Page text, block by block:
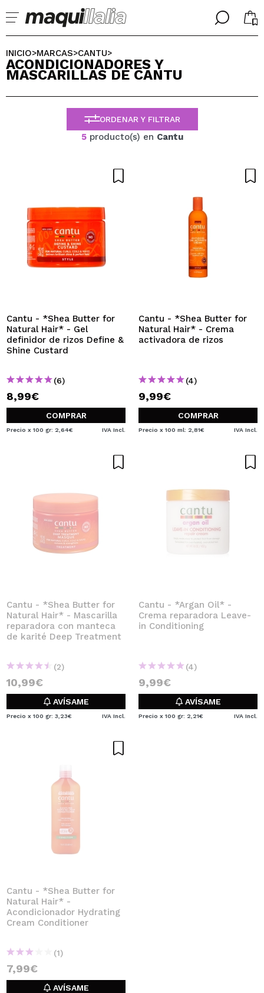
╳
Ya soy #maquilover, tengo cuenta
BIENVENIDX!
No tengo cuenta aquí
QUIERO REGISTRARME
pedidos y consultar tus operaciones anteriores.
╳
SELECCIONA TU IDIOMA
ENGLISH
FRANCES
ALEMAN
ITALIANO
INICIO>MARCAS>CANTU>
ACONDICIONADORES Y
MASCARILLAS DE CANTU
ORDENAR Y FILTRAR
5producto(s) en Cantu
Cantu - *Shea Butter for
Natural Hair* - Gel
definidor de rizos Define &
Shine Custard
(6)
8,99€
COMPRAR
Precio x 100 gr: 2,64€ IVA Incl.
Cantu - *Shea Butter for
Natural Hair* - Crema
activadora de rizos
(4)
9,99€
COMPRAR
Precio x 100 ml: 2,81€ IVA Incl.
Cantu - *Shea Butter for
Natural Hair* - Mascarilla
reparadora con manteca
de karité Deep Treatment
(2)
10,99€
AVÍSAME
Precio x 100 gr: 3,23€ IVA Incl.
Cantu - *Argan Oil* -
Crema reparadora Leave-
in Conditioning
(4)
9,99€
AVÍSAME
Precio x 100 gr: 2,21€ IVA Incl.
Cantu - *Shea Butter for
Natural Hair* -
Acondicionador Hydrating
Cream Conditioner
(1)
7,99€
AVÍSAME